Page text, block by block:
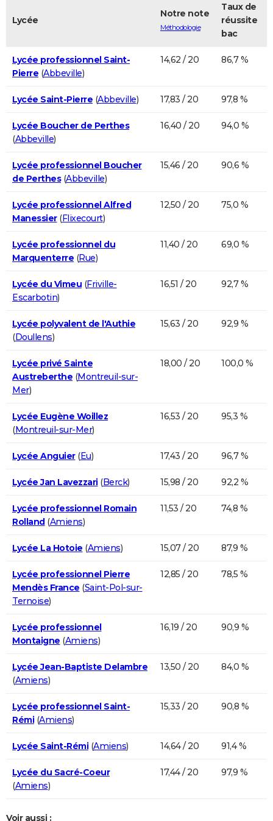
Lycée
Notre note
Méthodologie
Taux de
réussite
bac
Lycée professionnel Saint-
Pierre (Abbeville)
14,62 / 20 86,7 %
Lycée Saint-Pierre (Abbeville) 17,83 / 20 97,8 %
Lycée Boucher de Perthes
(Abbeville)
16,40 / 20 94,0 %
Lycée professionnel Boucher
de Perthes(Abbeville)
15,46 / 20 90,6 %
Lycée professionnel Alfred
Manessier(Flixecourt)
12,50 / 20 75,0 %
Lycée professionnel du
Marquenterre (Rue)
11,40 / 20 69,0 %
Lycée du Vimeu (Friville-
Escarbotin)
16,51 / 20 92,7 %
Lycée polyvalent de l'Authie
(Doullens)
15,63 / 20 92,9 %
Lycée privé Sainte
Austreberthe (Montreuil-sur-
Mer)
18,00 / 20 100,0 %
Lycée Eugène Woillez
(Montreuil-sur-Mer)
16,53 / 20 95,3 %
Lycée Anguier(Eu) 17,43 / 20 96,7 %
Lycée Jan Lavezzari(Berck) 15,98 / 20 92,2 %
Lycée professionnel Romain
Rolland(Amiens)
11,53 / 20 74,8 %
Lycée La Hotoie (Amiens) 15,07 / 20 87,9 %
Lycée professionnel Pierre
Mendès France (Saint-Pol-sur-
Ternoise)
12,85 / 20 78,5 %
Lycée professionnel
Montaigne (Amiens)
16,19 / 20 90,9 %
Lycée Jean-Baptiste Delambre
(Amiens)
13,50 / 20 84,0 %
Lycée professionnel Saint-
Rémi(Amiens)
15,33 / 20 90,8 %
Lycée Saint-Rémi(Amiens) 14,64 / 20 91,4 %
Lycée du Sacré-Coeur
(Amiens)
17,44 / 20 97,9 %
Voir aussi :